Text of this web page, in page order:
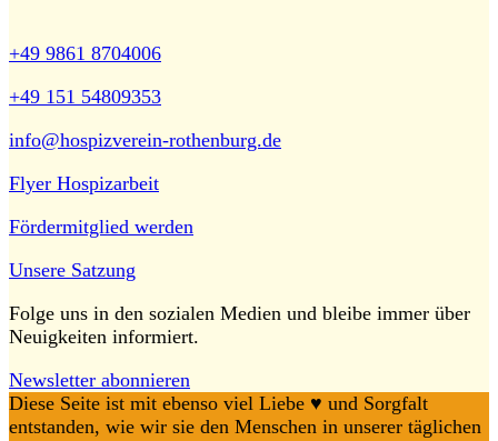
+49 9861 8704006
+49 151 54809353
info@hospizverein-rothenburg.de
Flyer Hospizarbeit
Fördermitglied werden
Unsere Satzung
Folge uns in den sozialen Medien und bleibe immer über
Neuigkeiten informiert.
Newsletter abonnieren
Diese Seite ist mit ebenso viel Liebe ♥️ und Sorgfalt
entstanden, wie wir sie den Menschen in unserer täglichen